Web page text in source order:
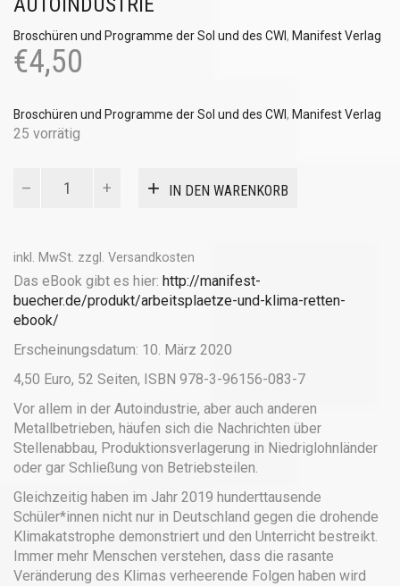
Broschüren und Programme der Sol und des CWI, Manifest Verlag
€4,50
Broschüren und Programme der Sol und des CWI, Manifest Verlag
25 vorrätig
Menge
IN DEN WARENKORB
inkl. MwSt. zzgl. Versandkosten
Das eBook gibt es hier: http://manifest-
buecher.de/produkt/arbeitsplaetze-und-klima-retten-
ebook/
Erscheinungsdatum: 10. März 2020
4,50 Euro, 52 Seiten, ISBN 978-3-96156-083-7
Vor allem in der Autoindustrie, aber auch anderen
Metallbetrieben, häufen sich die Nachrichten über
Stellenabbau, Produktionsverlagerung in Niedriglohnländer
oder gar Schließung von Betriebsteilen.
Gleichzeitig haben im Jahr 2019 hunderttausende
Schüler*innen nicht nur in Deutschland gegen die drohende
Klimakatstrophe demonstriert und den Unterricht bestreikt.
Immer mehr Menschen verstehen, dass die rasante
Veränderung des Klimas verheerende Folgen haben wird